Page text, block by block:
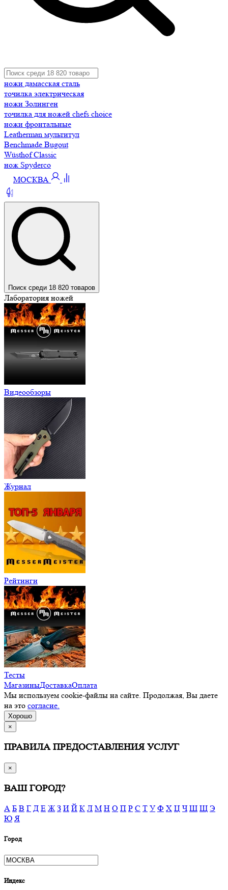
ножи дамасская сталь
точилка электрическая
ножи Золинген
точилка для ножей chefs choice
ножи фронтальные
Leatherman мультитул
Benchmade Bugout
Wüsthof Classic
нож Spyderco
МОСКВА
Поиск среди 18 820 товаров
Лаборатория ножей
Видеообзоры
Журнал
Рейтинги
Тесты
МагазиныДоставкаОплата
Мы используем cookie-файлы на сайте. Продолжая, Вы даете
на это согласие.
Хорошо
×
ПРАВИЛА ПРЕДОСТАВЛЕНИЯ УСЛУГ
×
ВАШ ГОРОД?
А Б В Г Д Е Ж З И Й К Л М Н О П Р С Т У Ф Х Ц Ч Ш Щ Э
Ю Я
Город
Индекс